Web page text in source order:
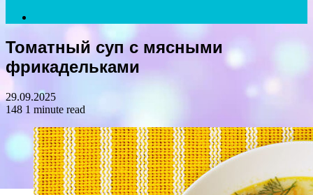
Томатный суп с мясными
фрикадельками
29.09.2025
148 1 minute read